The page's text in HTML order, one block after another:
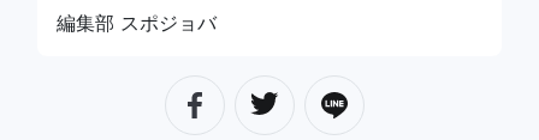
編集部 スポジョバ